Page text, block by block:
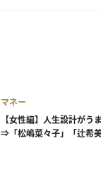
マネー
【女性編】人生設計がう
⇒「松嶋菜々子」「辻希美